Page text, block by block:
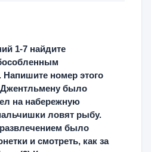
1-7 найдите
Напишите номер этого
было
на набережную
ловят рыбу.
было
и смотреть, как за